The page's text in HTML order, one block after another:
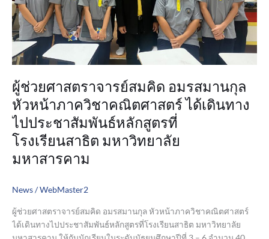
ผู้ช่วยศาสตราจารย์สมคิด อมรสมานกุล
หัวหน้าภาควิชาคณิตศาสตร์ ได้เดินทาง
ไปประชาสัมพันธ์หลักสูตรที่
โรงเรียนสาธิต มหาวิทยาลัย
มหาสารคาม
News/WebMaster2
ผู้ช่วยศาสตราจารย์สมคิด อมรสมานกุล หัวหน้าภาควิชาคณิตศาสตร์
ได้เดินทางไปประชาสัมพันธ์หลักสูตรที่โรงเรียนสาธิต มหาวิทยาลัย
วิชา
คณิตศาสตร์
ได้
เดิน
ทาง
ประชาสัมพันธ์
หลักสูตร
ที่
โรงเรียนสาธิต
มหาวิทยาลัย